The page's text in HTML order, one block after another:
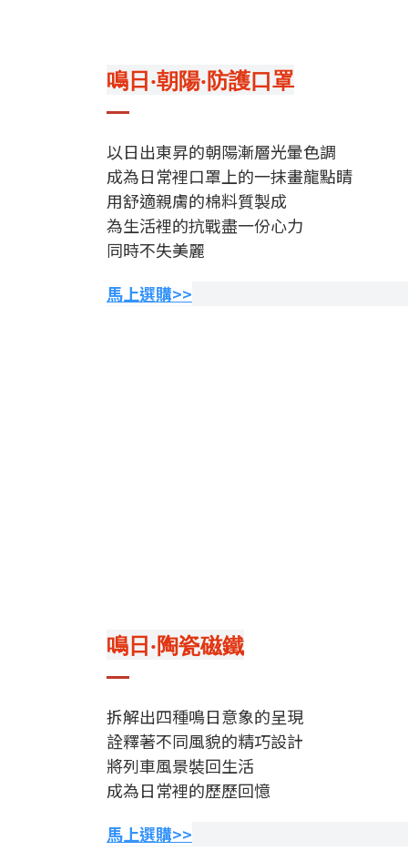
鳴日‧朝陽‧防護口罩
以日出東昇的朝陽漸層光暈色調
成為日常裡口罩上的一抹畫龍點睛
用舒適親膚的棉料質製成
為生活裡的抗戰盡一份心力
同時不失美麗
馬上選購>>
鳴日‧陶瓷磁鐵
拆解出四種鳴日意象的呈現
詮釋著不同風貌的精巧設計
將列車風景裝回生活
成為日常裡的歷歷回憶
馬上選購>>